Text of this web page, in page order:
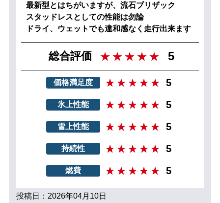
最新型とはちがいますが、流石ブリザック
スタッドレスとしての性能は勿論
ドライ、ウェットでも違和感なく走行出来ます
総合評価 5
価格満足度 5
氷上性能 5
雪上性能 5
持続性 5
燃費 5
投稿日：2026年04月10日